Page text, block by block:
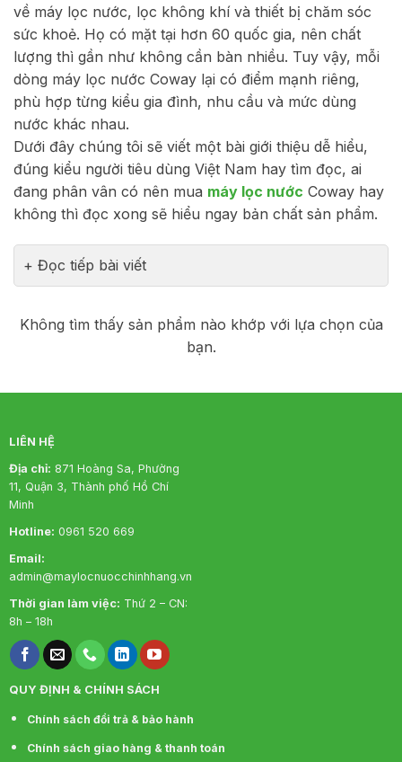
về máy lọc nước, lọc không khí và thiết bị chăm sóc
sức khoẻ. Họ có mặt tại hơn 60 quốc gia, nên chất
lượng thì gần như không cần bàn nhiều. Tuy vậy, mỗi
dòng máy lọc nước Coway lại có điểm mạnh riêng,
phù hợp từng kiểu gia đình, nhu cầu và mức dùng
nước khác nhau.
Dưới đây chúng tôi sẽ viết một bài giới thiệu dễ hiểu,
đúng kiểu người tiêu dùng Việt Nam hay tìm đọc, ai
đang phân vân có nên mua máy lọc nước Coway hay
không thì đọc xong sẽ hiểu ngay bản chất sản phẩm.
Đọc tiếp bài viết
Không tìm thấy sản phẩm nào khớp với lựa chọn của
bạn.
LIÊN HỆ
Địa chỉ: 871 Hoàng Sa, Phường
11, Quận 3, Thành phố Hồ Chí
Minh
Hotline: 0961 520 669
Email:
admin@maylocnuocchinhhang.vn
Thời gian làm việc: Thứ 2 – CN:
8h – 18h
QUY ĐỊNH & CHÍNH SÁCH
Chính sách đổi trả & bảo hành
Chính sách giao hàng & thanh toán